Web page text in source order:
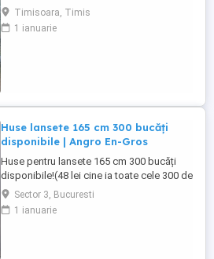
cauciucuri aproape noi
Timisoara, Timis
1 ianuarie
Huse lansete 165 cm 300 bucăți
disponibile | Angro En-Gros
Huse pentru lansete 165 cm 300 bucăți
disponibile!(48 lei cine ia toate cele 300 de
bucăți ) Huse rezistente, cu
compartimente multiple și buzunare
pentru accesorii. Ideale pentru pescuit la
Sector 3, Bucuresti
1 ianuarie